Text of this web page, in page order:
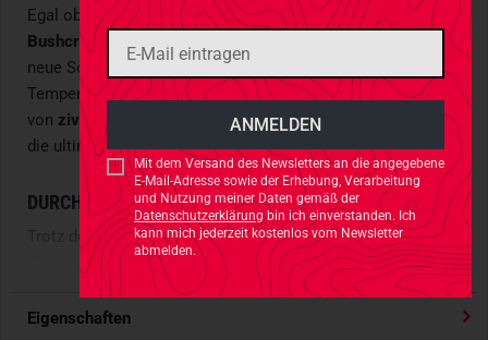
Mit dem Versand des Newsletters an die angegebene
E-Mail-Adresse sowie der Erhebung, Verarbeitung
und Nutzung meiner Daten gemäß der
Datenschutzerklärungbin ich einverstanden. Ich
kann mich jederzeit kostenlos vom Newsletter
abmelden.
Egal ob urbaner Hitzeschub im Einsatz oderstundenlanges
Bushcraften am Waldrand
neue Sommerstandards für alle Profis, die bei hohen
Temperaturen nicht zurückschalten. Mit guter Verbindung
von ziviler Optik taktischer Funktionalität
die ultimative Short auf den Punkt.
DURCHDACHT UND EINSATZBEREIT
Trotz des diskreten Erscheinungsbildes verfügen die
Greyman Shorts über ein
durchdachtes Taschensystem,
schnelle Zugänglichkeit und
sichere Aufbewahrung
ausgelegt ist. Zwei kompakte Oberschenkeltaschen, zwei
Mehr lesen
Eigenschaften